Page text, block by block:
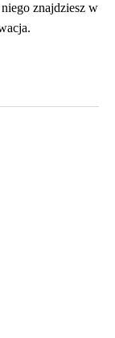
znajdziesz w